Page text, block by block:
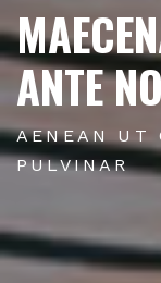
ANTE
AENEAN UT
PULVINAR